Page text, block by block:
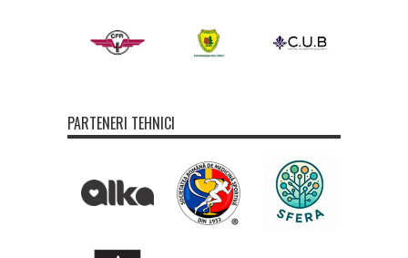
PARTENERI TEHNICI